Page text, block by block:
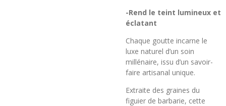
-Rend le teint lumineux et
éclatant
Chaque goutte incarne le
luxe naturel d’un soin
millénaire, issu d’un savoir-
faire artisanal unique.
Extraite des graines du
figuier de barbarie, cette